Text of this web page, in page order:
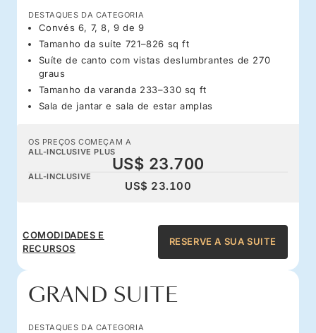
DESTAQUES DA CATEGORIA
Convés 6, 7, 8, 9 de 9
Tamanho da suíte 721–826 sq ft
Suíte de canto com vistas deslumbrantes de 270
graus
Tamanho da varanda 233–330 sq ft
Sala de jantar e sala de estar amplas
OS PREÇOS COMEÇAM A
ALL-INCLUSIVE PLUS
US$ 23.700
ALL-INCLUSIVE
US$ 23.100
COMODIDADES E
RECURSOS
RESERVE A SUA SUITE
GRAND SUITE
DESTAQUES DA CATEGORIA